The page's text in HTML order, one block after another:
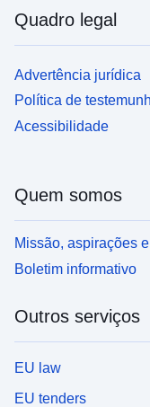
Quadro legal
Advertência jurídica
Política de
Acessibilidade
Quem somos
Missão, aspirações
Boletim informativo
Outros serviços
EU law
EU tenders